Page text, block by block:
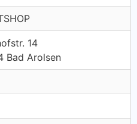
14
Bad Arolsen